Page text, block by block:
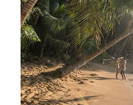
Les impératifs locaux :
ouverture des musées,
conditions
amener à modifier